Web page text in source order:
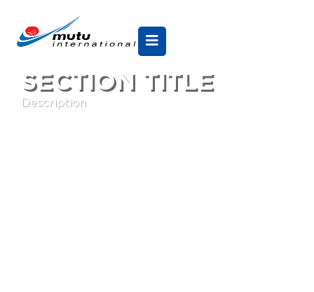
SECTION TITLE
Description